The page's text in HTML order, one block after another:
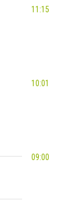
11:15
10:01
09:00